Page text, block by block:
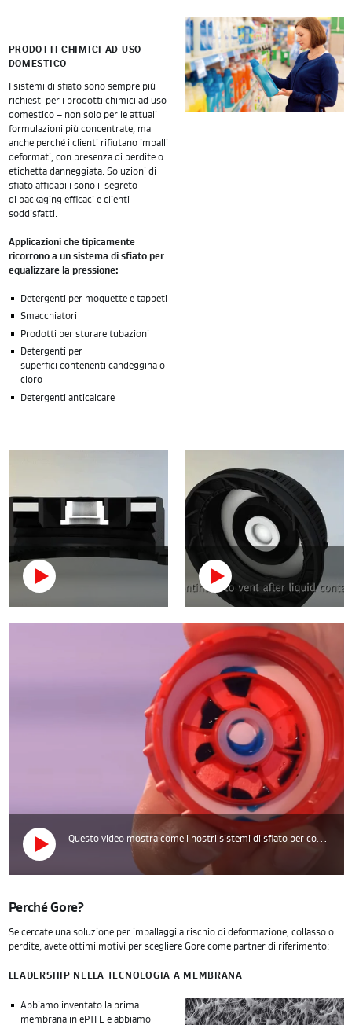
PRODOTTI CHIMICI AD USO
DOMESTICO
I sistemi di sfiato sono sempre più
richiesti per i prodotti chimici ad uso
domestico – non solo per le attuali
formulazioni più concentrate, ma
anche perché i clienti rifiutano imballi
deformati, con presenza di perdite o
etichetta danneggiata. Soluzioni di
sfiato affidabili sono il segreto
di packaging efficaci e clienti
soddisfatti.
Applicazioni che tipicamente
ricorrono a un sistema di sfiato per
equalizzare la pressione:
Detergenti per moquette e tappeti
Smacchiatori
Prodotti per sturare tubazioni
Detergenti per
superfici contenenti candeggina o
cloro
Detergenti anticalcare
Questo video mostra come i nostri sistemi di sfiato per contenitori vengono costruiti su misura per le rispettive applicazioni, tutelando le aziende dal rischio di deformazioni e perdite.
Perché Gore?
Se cercate una soluzione per imballaggi a rischio di deformazione, collasso o
perdite, avete ottimi motivi per scegliere Gore come partner di riferimento:
LEADERSHIP NELLA TECNOLOGIA A MEMBRANA
Abbiamo inventato la prima
membrana in ePTFE e abbiamo